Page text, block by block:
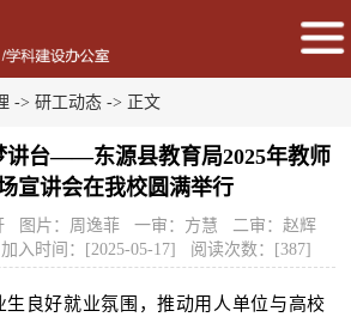
-> 研工动态 -> 正文
讲台——东源县教育局2025年教师
宣讲会在我校圆满举行
图片：周逸菲 一审：方慧 二审：赵辉
入时间：[2025-05-17] 阅读次数：[387]
生良好就业氛围，推动用人单位与高校